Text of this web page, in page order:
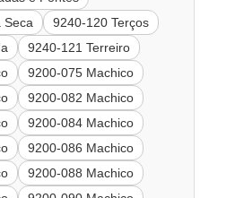
Seca
9240-120 Terços
9240-121 Terreiro
9200-075 Machico
9200-082 Machico
9200-084 Machico
9200-086 Machico
9200-088 Machico